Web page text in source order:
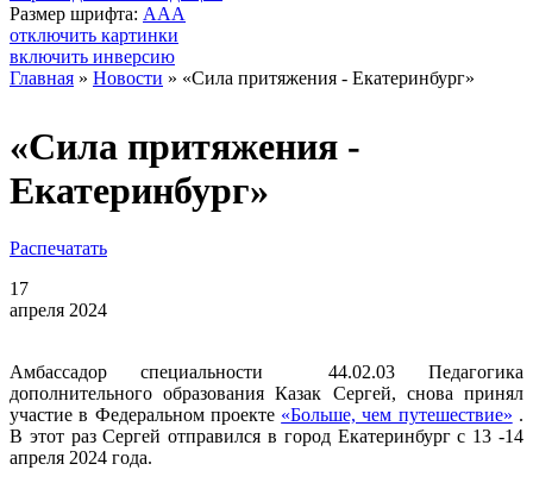
Размер шрифта: AAA
отключить картинки
включить инверсию
Главная » Новости » «Сила притяжения - Екатеринбург»
«Сила притяжения -
Екатеринбург»
Распечатать
17
апреля 2024
Амбассадор специальности 44.02.03 Педагогика
дополнительного образования Казак Сергей, снова принял
участие в Федеральном проекте «Больше, чем путешествие» .
В этот раз Сергей отправился в город Екатеринбург с 13 -14
апреля 2024 года.